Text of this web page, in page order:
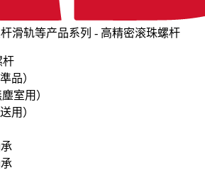
滑轨等产品系列 - 高精密滚珠螺杆
杆
品）
室用）
用）